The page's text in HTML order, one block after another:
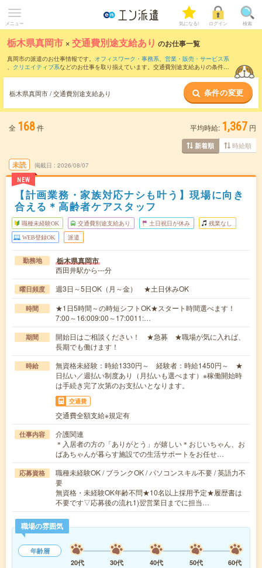
メニュー 気になる! ログイン 検索
栃木県真岡市 ×交通費別途支給あり のお仕事一覧
真岡市の派遣のお仕事情報です。 オフィスワーク・事務系、 営業・販売・サービス系
、 クリエイティブ系などのお仕事を取り揃えています。交通費別途支給ありの条件の
栃木県真岡市 / 交通費別途支給あり 条件の変更
全 168件 平均時給: 1,367 円
新着順 時給順
未読
NEW
掲載日 2026/08/07
【計画業務・家族対応ナシも叶う】現場に向き
合える＊高齢者ケアスタッフ
職種未経験OK 交通費別途支給あり 土日祝日が休み 残業なし
WEB登録OK 派遣
勤務地 栃木県真岡市
西田井駅から---分
曜日頻度 週3日～5日OK（月～金） ★土日休みOK
時間
★1日5時間～の時短シフトOK★スタート時間選べます！
7:00～16:009:00～17:0011:…
期間
開始日はご相談ください！ ★急募 ★職場が気に入れば、
長期でも働けます！
時給
無資格未経験：時給1330円～ 経験者：時給1450円～ ★
日払い／週払い制度あり（月払いも選べます）※稼働開始時
は手続き完了次第のお支払いとなります。
交通費
交通費全額支給※規定有
仕事内容
介護関連
＊入居者の方の「ありがとう」が嬉しい＊おじいちゃん、お
ばあちゃんが暮らす施設での生活サポートをお任せ…
応募資格
職種未経験OK / ブランクOK / パソコンスキル不要 / 英語力不
要
無資格・未経験OK年齢不問★10名以上採用予定★履歴書は
不要です▽応募後の流れ1)翌営業日までに担当…
職場の雰囲気
年齢層
20代
30代 40代 50代
60代